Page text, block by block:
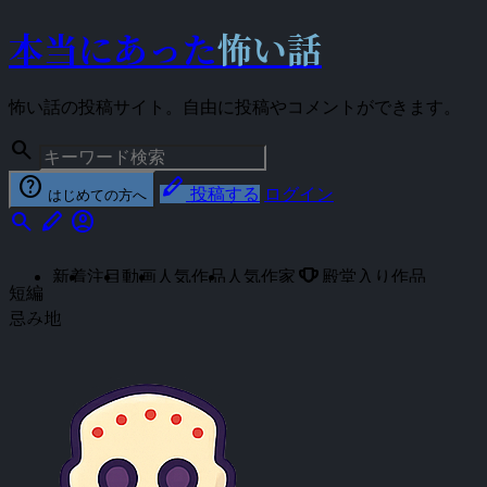
本当にあった怖い話
怖い話の投稿サイト。自由に投稿やコメントができます。
search
help はじめての方へ stylus 投稿する ログイン
search stylus account_circle
新着 注目 動画 人気作品 人気作家 emoji_events 殿堂入り作品
短編
忌み地